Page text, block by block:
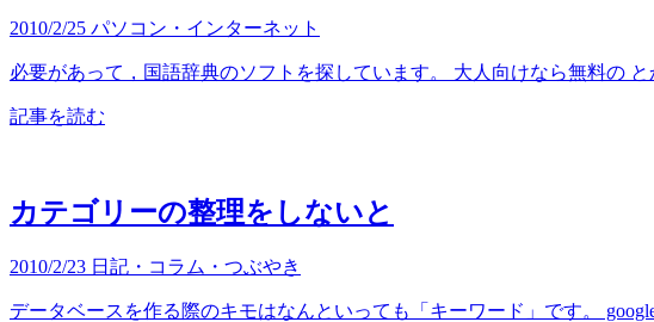
2010/2/25 パソコン・インターネット
必要があって，国語辞典のソフトを探しています。 大人向けなら無料の
記事を読む
カテゴリーの整理をしないと
2010/2/23 日記・コラム・つぶやき
データベースを作る際のキモはなんといっても「キーワード」です。